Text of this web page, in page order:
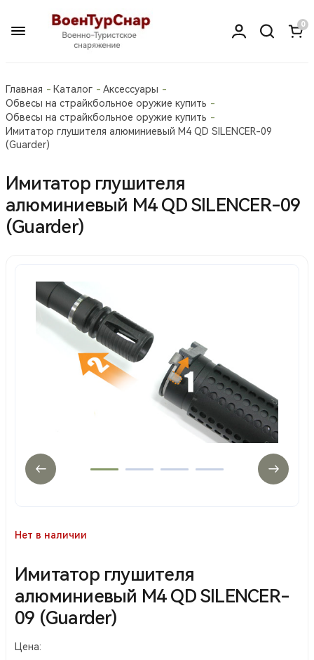
0
Главная Каталог
Аксессуары
Обвесы на страйкбольное оружие купить
Обвесы на страйкбольное оружие купить
Имитатор глушителя алюминиевый M4 QD SILENCER-09
(Guarder)
Имитатор глушителя
алюминиевый M4 QD SILENCER-09
(Guarder)
Нет в наличии
Имитатор глушителя
алюминиевый M4 QD SILENCER-
09 (Guarder)
Цена: